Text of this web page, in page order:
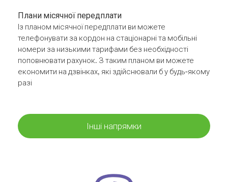
Плани місячної передплати
Із планом місячної передплати ви можете
телефонувати за кордон на стаціонарні та мобільні
номери за низькими тарифами без необхідності
поповнювати рахунок. З таким планом ви можете
економити на дзвінках, які здійснювали б у будь-якому
разі
Інші напрямки